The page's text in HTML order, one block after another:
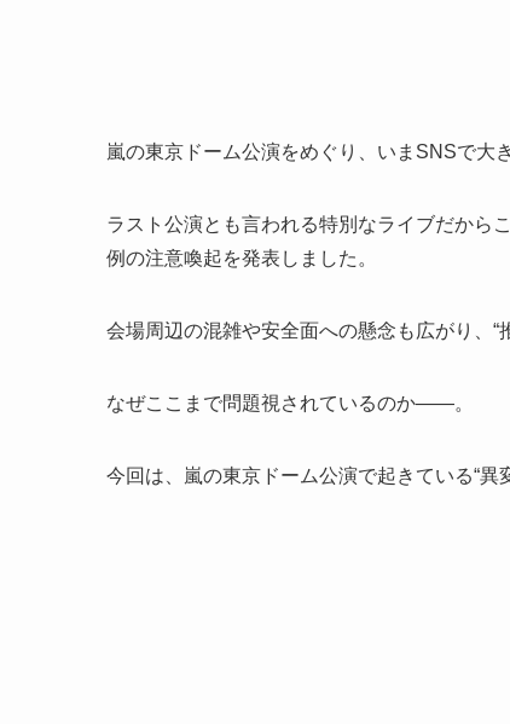
嵐の東京ドーム公演をめぐり、いまSNSで大
ラスト公演とも言われる特別なライブだから
例の注意喚起を発表しました。
会場周辺の混雑や安全面への懸念も広がり、“
なぜここまで問題視されているのか――。
今回は、嵐の東京ドーム公演で起きている“異